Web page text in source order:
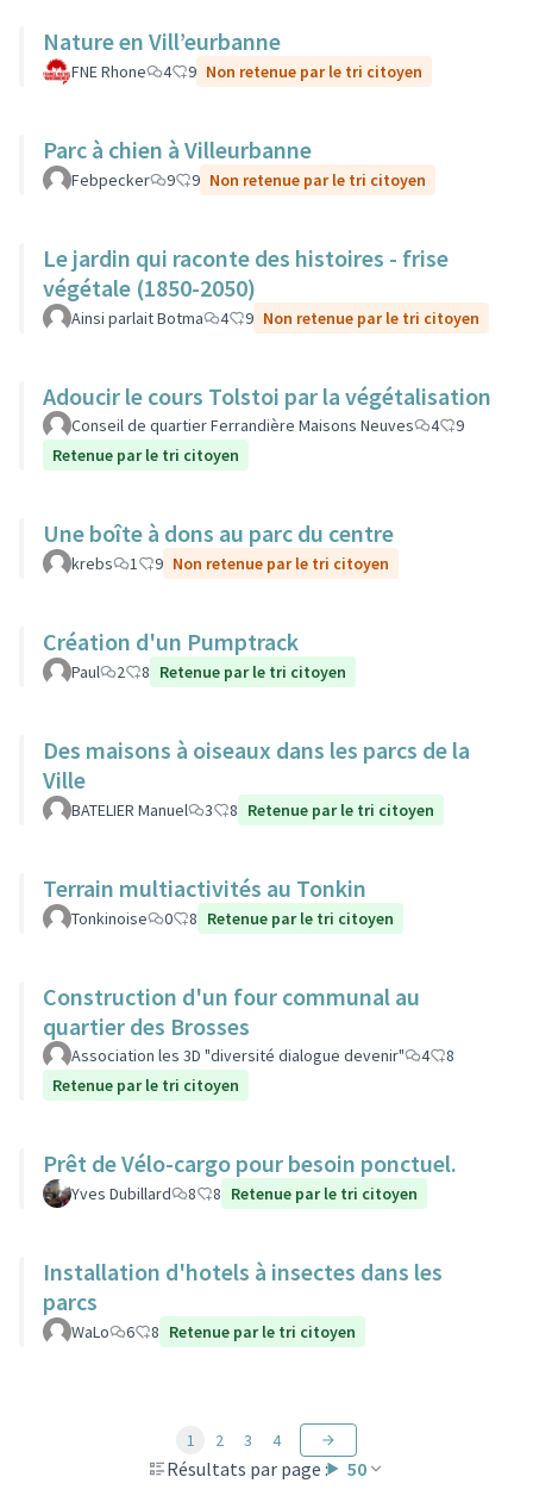
Nature en Vill’eurbanne
FNE Rhone 4 9 Non retenue par le tri citoyen
Parc à chien à Villeurbanne
Febpecker 9 9 Non retenue par le tri citoyen
Le jardin qui raconte des histoires - frise
végétale (1850-2050)
Ainsi parlait Botma 4 9 Non retenue par le tri citoyen
Adoucir le cours Tolstoi par la végétalisation
Conseil de quartier Ferrandière Maisons Neuves 4
9
Retenue par le tri citoyen
Une boîte à dons au parc du centre
krebs 1 9 Non retenue par le tri citoyen
Création d'un Pumptrack
Paul 2 8 Retenue par le tri citoyen
Des maisons à oiseaux dans les parcs de la
Ville
BATELIER Manuel 3 8 Retenue par le tri citoyen
Terrain multiactivités au Tonkin
Tonkinoise 0 8 Retenue par le tri citoyen
Construction d'un four communal au
quartier des Brosses
Association les 3D "diversité dialogue devenir" 4
8
Retenue par le tri citoyen
Prêt de Vélo-cargo pour besoin ponctuel.
Yves Dubillard 8 8 Retenue par le tri citoyen
Installation d'hotels à insectes dans les
parcs
WaLo 6 8 Retenue par le tri citoyen
Résultats par page : 50
1 2 3 4